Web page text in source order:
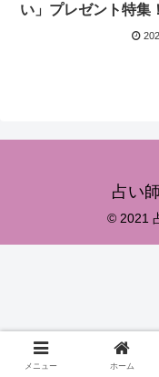
い」プレゼント特集！
占い
© 2021
メニュー ホーム